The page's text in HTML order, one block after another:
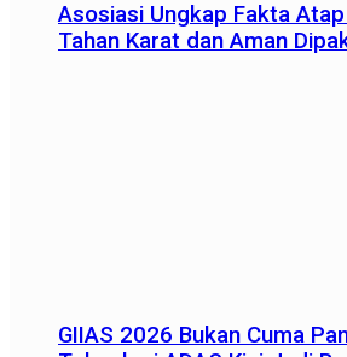
Asosiasi Ungkap Fakta Atap
Tahan Karat dan Aman
GIIAS 2026 Bukan Cuma